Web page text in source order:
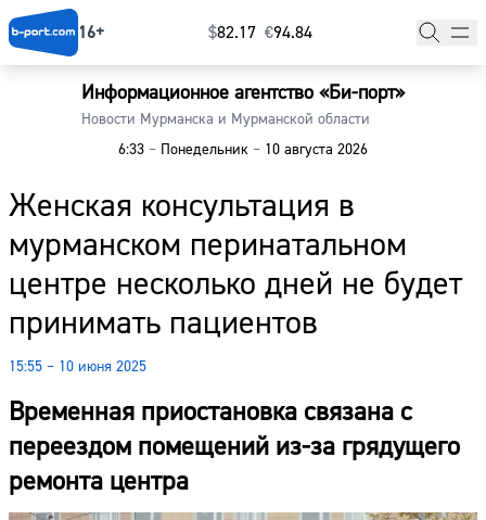
16+ $⁠82.17 €⁠94.84
Информационное агентство «Би-порт»
Новости Мурманска и Мурманской области
6:33 – Понедельник – 10 августа 2026
Женская консультация в
мурманском перинатальном
центре несколько дней не будет
принимать пациентов
15:55 – 10 июня 2025
Временная приостановка связана с
переездом помещений из-за грядущего
ремонта центра
Главная
Наши гости
Фоторепортажи
Погода
Курсы валют